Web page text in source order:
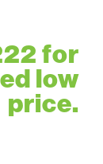
for
low
price.